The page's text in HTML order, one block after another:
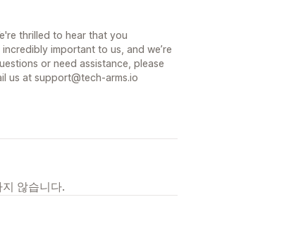
thrilled to hear that you
important to us, and we’re
or need assistance, please
us at support@tech-arms.io
않습니다.